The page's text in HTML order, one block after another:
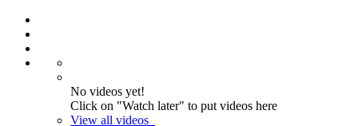
No videos yet!
Click on "Watch later" to put videos here
View all videos